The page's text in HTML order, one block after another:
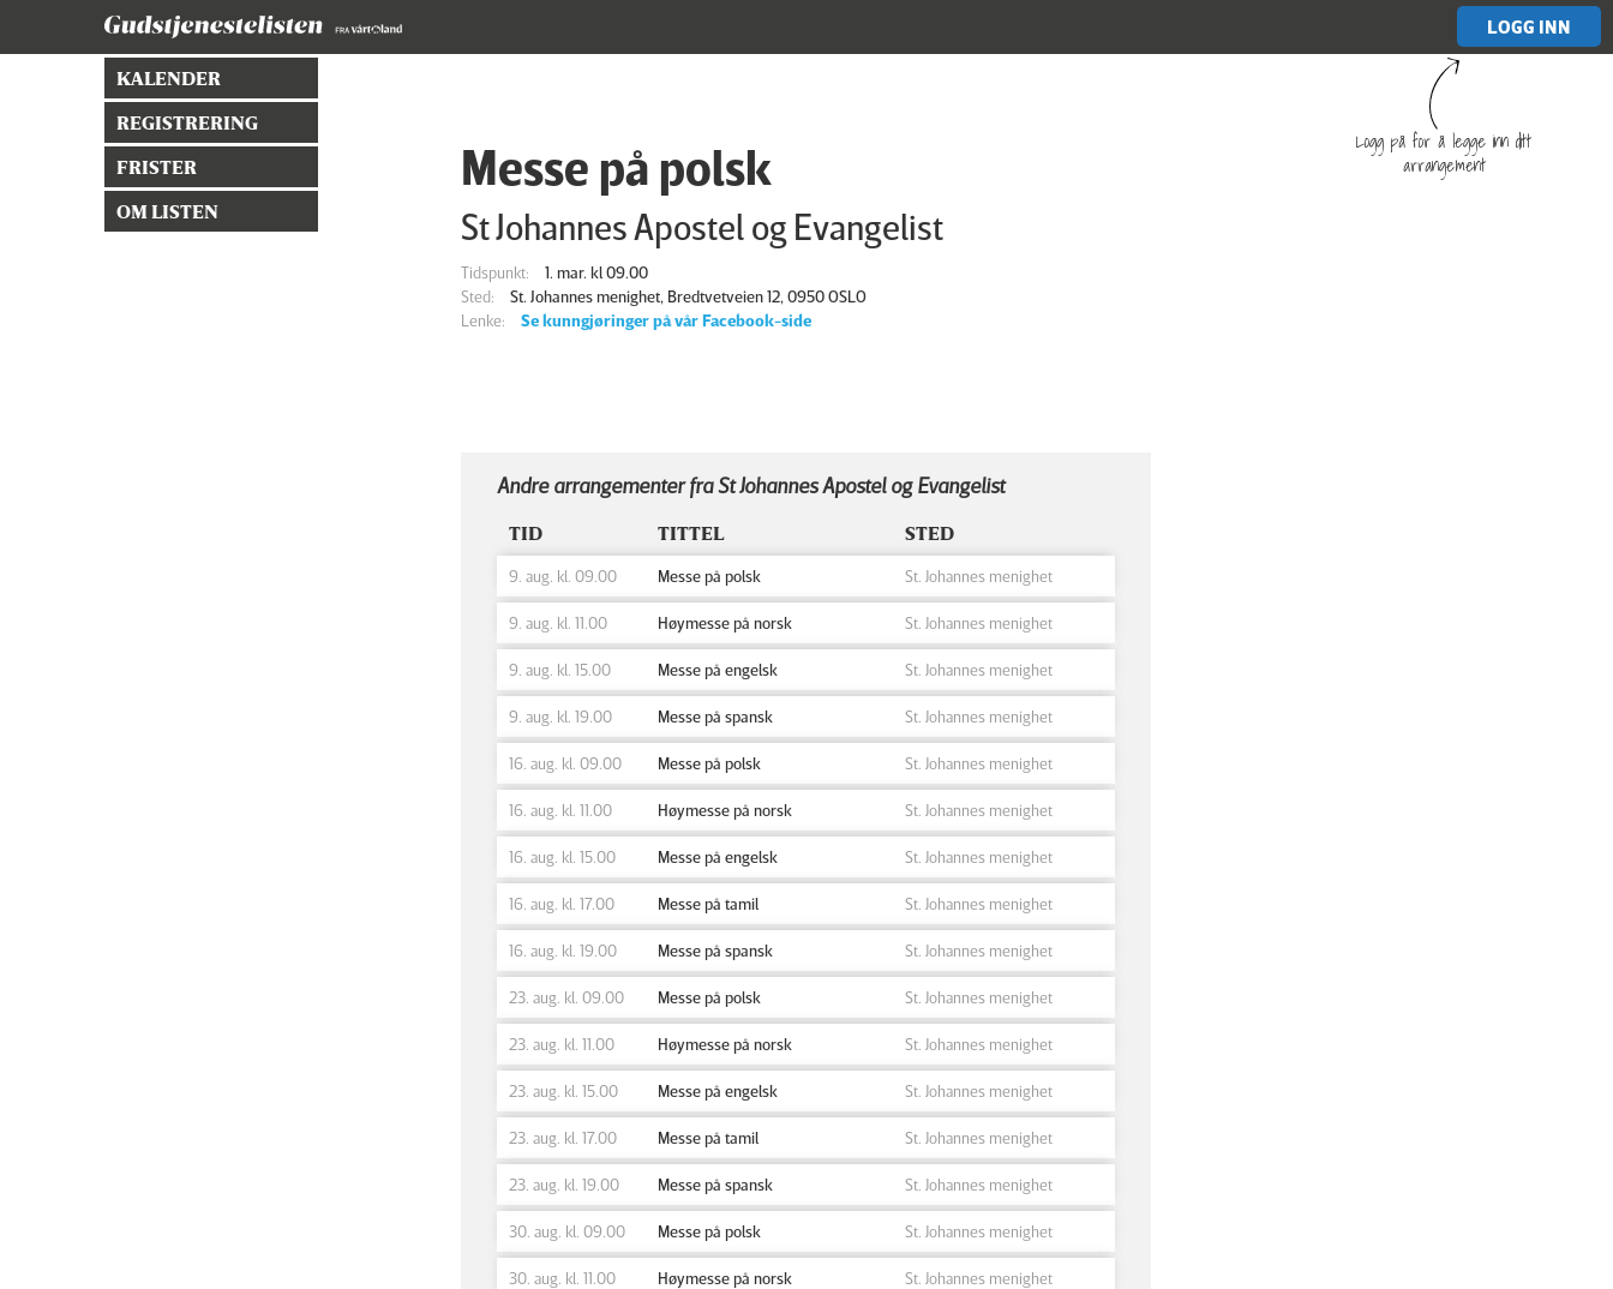
LOGG INN
Logg på for å legge inn ditt
arrangement
KALENDER
REGISTRERING
FRISTER
OM LISTEN
Messe på polsk
St Johannes Apostel og Evangelist
Tidspunkt:
1. mar. kl 09.00
Sted:
St. Johannes menighet, Bredtvetveien 12, 0950 OSLO
Lenke:
Se kunngjøringer på vår Facebook-side
Andre arrangementer fra St Johannes Apostel og Evangelist
TID TITTEL STED
9. aug. kl. 09.00 Messe på polsk St. Johannes menighet
9. aug. kl. 11.00 Høymesse på norsk St. Johannes menighet
9. aug. kl. 15.00 Messe på engelsk St. Johannes menighet
9. aug. kl. 19.00 Messe på spansk St. Johannes menighet
16. aug. kl. 09.00 Messe på polsk St. Johannes menighet
16. aug. kl. 11.00 Høymesse på norsk St. Johannes menighet
16. aug. kl. 15.00 Messe på engelsk St. Johannes menighet
16. aug. kl. 17.00 Messe på tamil St. Johannes menighet
16. aug. kl. 19.00 Messe på spansk St. Johannes menighet
23. aug. kl. 09.00 Messe på polsk St. Johannes menighet
23. aug. kl. 11.00 Høymesse på norsk St. Johannes menighet
23. aug. kl. 15.00 Messe på engelsk St. Johannes menighet
23. aug. kl. 17.00 Messe på tamil St. Johannes menighet
23. aug. kl. 19.00 Messe på spansk St. Johannes menighet
30. aug. kl. 09.00 Messe på polsk St. Johannes menighet
30. aug. kl. 11.00 Høymesse på norsk St. Johannes menighet